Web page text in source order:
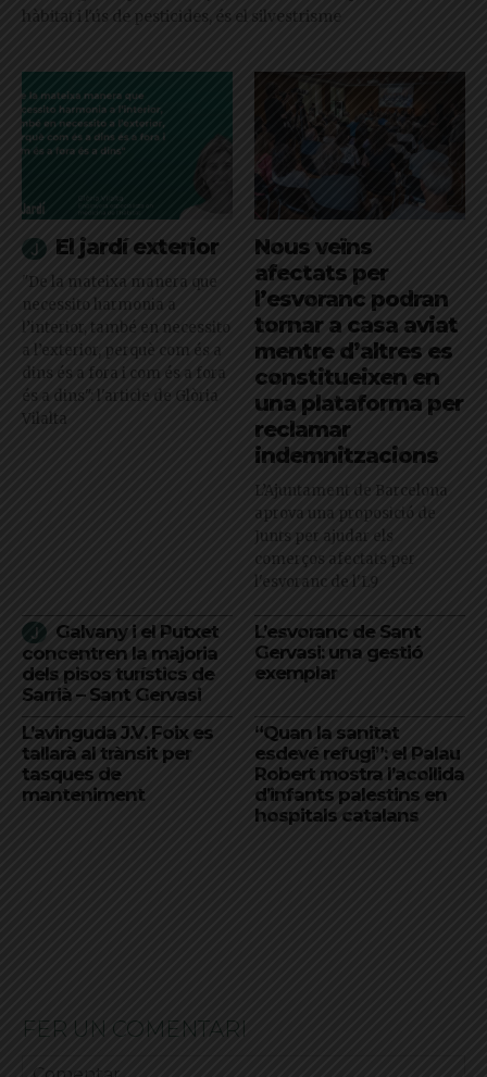
hàbitat i l'ús de pesticides, és el silvestrisme
El jardí exterior
"De la mateixa manera que
necessito harmonia a
l’interior, també en necessito
a l’exterior, perquè com és a
dins és a fora i com és a fora
és a dins": l'article de Glòria
Vilalta
Nous veïns
afectats per
l’esvoranc podran
tornar a casa aviat
mentre d’altres es
constitueixen en
una plataforma per
reclamar
indemnitzacions
L’Ajuntament de Barcelona
aprova una proposició de
Junts per ajudar els
comerços afectats per
l'esvoranc de l'L9
Galvany i el Putxet
concentren la majoria
dels pisos turístics de
Sarrià – Sant Gervasi
L’esvoranc de Sant
Gervasi: una gestió
exemplar
L’avinguda J.V. Foix es
tallarà al trànsit per
tasques de
manteniment
“Quan la sanitat
esdevé refugi”: el Palau
Robert mostra l’acollida
d’infants palestins en
hospitals catalans
FER UN COMENTARI